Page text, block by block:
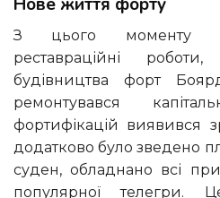
Нове життя форту
З цього моменту почалися серйозні
реставраційні
будівництва форт
ремонтувався
фортифікацій виявився
додатково було зведено
суден, обладнано всі
популярної телегри.